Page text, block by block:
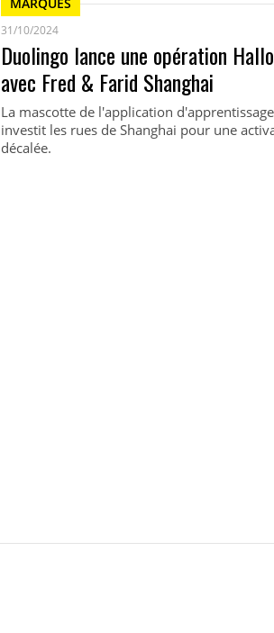
MARQUES
31/10/2024
Duolingo lance une opération
avec Fred & Farid Shanghai
La mascotte de l'application
investit les rues de Shanghai pour une
décalée.